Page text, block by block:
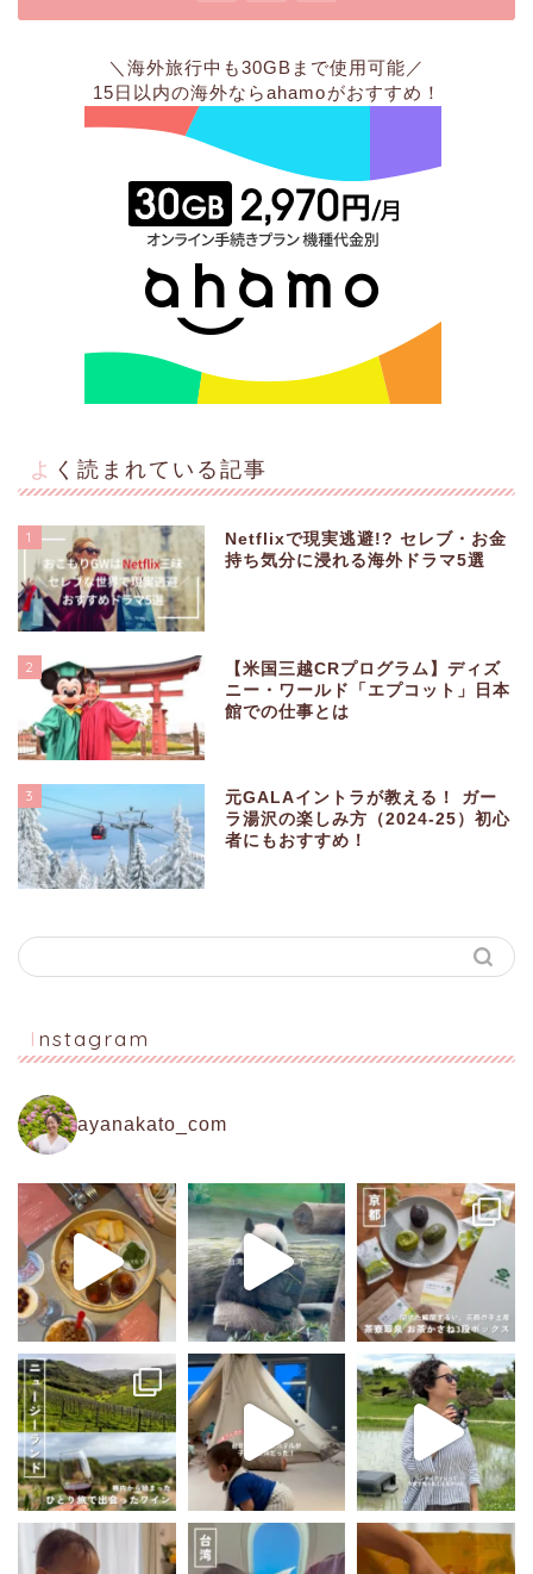
＼海外旅行中も30GBまで使用可能／
15日以内の海外ならahamoがおすすめ！
よく読まれている記事
1
Netflixで現実逃避!? セレブ・お金
持ち気分に浸れる海外ドラマ5選
2
【米国三越CRプログラム】ディズ
ニー・ワールド「エプコット」日本
館での仕事とは
3
元GALAイントラが教える！ ガー
ラ湯沢の楽しみ方（2024-25）初心
者にもおすすめ！
Instagram
ayanakato_com